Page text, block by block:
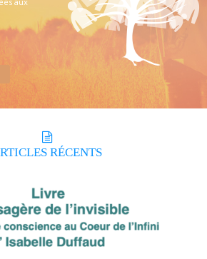
RÉCENTS